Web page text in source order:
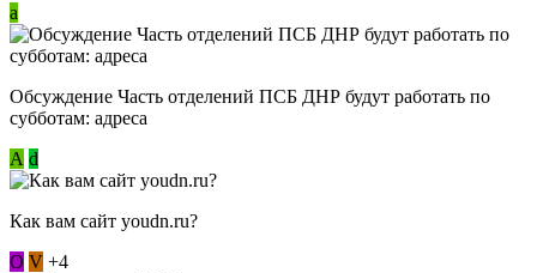
a
Обсуждение Часть отделений ПСБ ДНР будут работать по
субботам: адреса
А d
Как вам сайт youdn.ru?
О V +4